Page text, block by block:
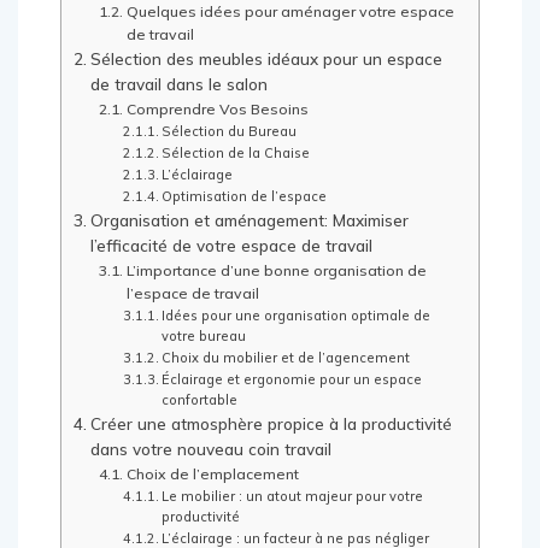
Quelques idées pour aménager votre espace
de travail
Sélection des meubles idéaux pour un espace
de travail dans le salon
Comprendre Vos Besoins
Sélection du Bureau
Sélection de la Chaise
L’éclairage
Optimisation de l’espace
Organisation et aménagement: Maximiser
l’efficacité de votre espace de travail
L’importance d’une bonne organisation de
l’espace de travail
Idées pour une organisation optimale de
votre bureau
Choix du mobilier et de l’agencement
Éclairage et ergonomie pour un espace
confortable
Créer une atmosphère propice à la productivité
dans votre nouveau coin travail
Choix de l’emplacement
Le mobilier : un atout majeur pour votre
productivité
L’éclairage : un facteur à ne pas négliger